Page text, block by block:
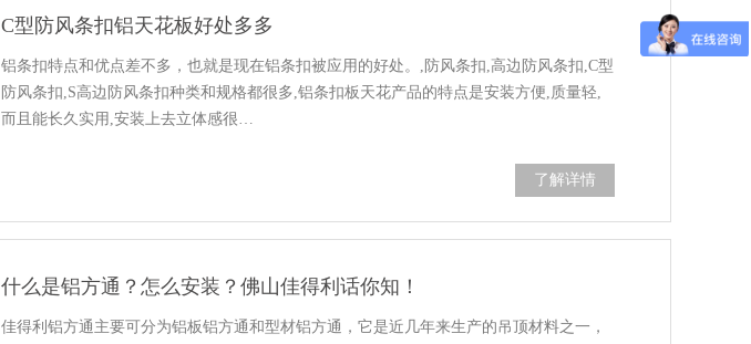
C型防风条扣铝天花板好处多多
铝条扣特点和优点差不多，也就是现在铝条扣被应用的好处。,防风条扣,高边防风条扣,C型
防风条扣,S高边防风条扣种类和规格都很多,铝条扣板天花产品的特点是安装方便,质量轻,
而且能长久实用,安装上去立体感很…
了解详情
什么是铝方通？怎么安装？佛山佳得利话你知！
佳得利铝方通主要可分为铝板铝方通和型材铝方通，它是近几年来生产的吊顶材料之一，